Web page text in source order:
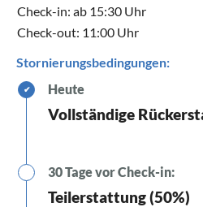
Check-in: ab 15:30 Uhr
Check-out: 11:00 Uhr
Stornierungsbedingungen:
✔ Heute
Vollständige
30 Tage vor Check-in:
Teilerstattung (50%)